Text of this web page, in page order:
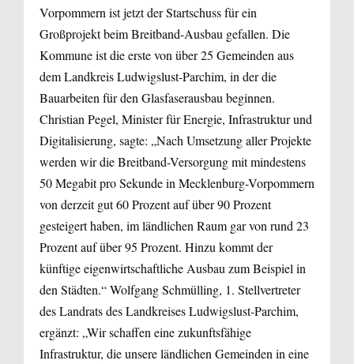
Vorpommern ist jetzt der Startschuss für ein
Großprojekt beim Breitband-Ausbau gefallen. Die
Kommune ist die erste von über 25 Gemeinden aus
dem Landkreis Ludwigslust-Parchim, in der die
Bauarbeiten für den Glasfaserausbau beginnen.
Christian Pegel, Minister für Energie, Infrastruktur und
Digitalisierung, sagte: „Nach Umsetzung aller Projekte
werden wir die Breitband-Versorgung mit mindestens
50 Megabit pro Sekunde in Mecklenburg-Vorpommern
von derzeit gut 60 Prozent auf über 90 Prozent
gesteigert haben, im ländlichen Raum gar von rund 23
Prozent auf über 95 Prozent. Hinzu kommt der
künftige eigenwirtschaftliche Ausbau zum Beispiel in
den Städten.“ Wolfgang Schmülling, 1. Stellvertreter
des Landrats des Landkreises Ludwigslust-Parchim,
ergänzt: „Wir schaffen eine zukunftsfähige
Infrastruktur, die unsere ländlichen Gemeinden in eine